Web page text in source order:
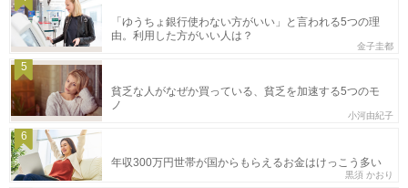
「ゆうちょ銀行使わない方がいい」と言われる5つの理
由。利用した方がいい人は？
金子圭都
5
貧乏な人がなぜか買っている、貧乏を加速する5つのモ
ノ
小河由紀子
6
年収300万円世帯が国からもらえるお金はけっこう多い
黒須 かおり